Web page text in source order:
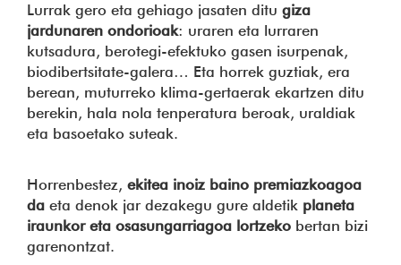
Lurrak gero eta gehiago jasaten ditu giza
jardunaren ondorioak: uraren eta lurraren
kutsadura, berotegi-efektuko gasen isurpenak,
biodibertsitate-galera… Eta horrek guztiak, era
berean, muturreko klima-gertaerak ekartzen ditu
berekin, hala nola tenperatura beroak, uraldiak
eta basoetako suteak.
Horrenbestez, ekitea inoiz baino premiazkoagoa
da eta denok jar dezakegu gure aldetik planeta
iraunkor eta osasungarriagoa lortzeko bertan bizi
garenontzat.